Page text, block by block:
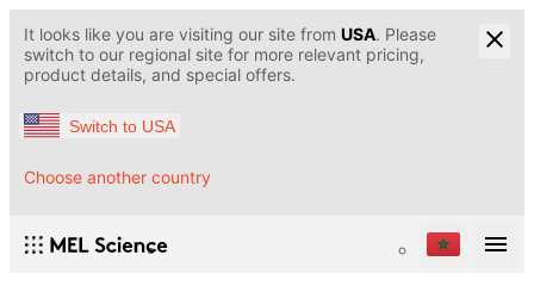
It looks like you are visiting our site from USA. Please
switch to our regional site for more relevant pricing,
product details, and special offers.
Switch to USA
Choose another country